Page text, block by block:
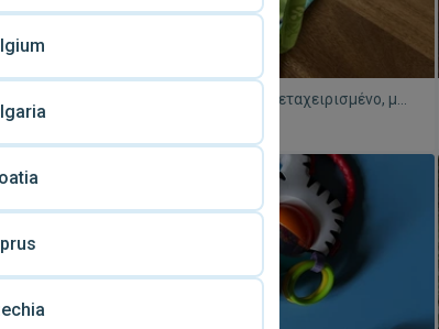
με
Baby Gym Fischer Price μεταχειρισμένο, με